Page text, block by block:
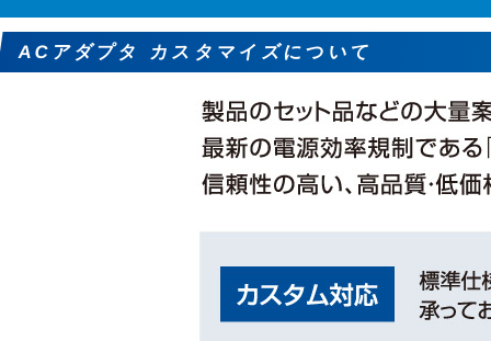
ACアダプタ カスタマイズについて